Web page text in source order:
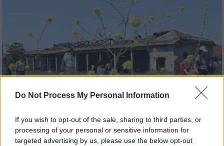
Do Not Process My Personal Information
If you wish to opt-out of the sale, sharing to third parties, or
processing of your personal or sensitive information for
targeted advertising by us, please use the below opt-out